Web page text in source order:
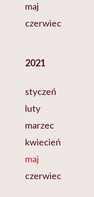
maj
czerwiec
2021
styczeń
luty
marzec
kwiecień
maj
czerwiec